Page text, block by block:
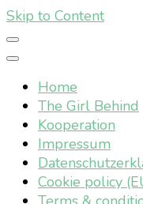
Skip to Content
Home
The Girl Behind
Kooperation
Impressum
Cookie policy